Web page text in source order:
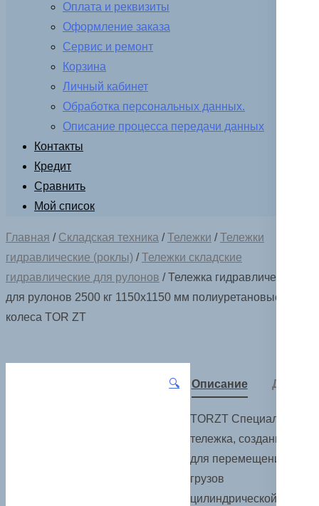
Оплата и реквизиты
Оформление заказа
Сервис и ремонт
Корзина
Личный кабинет
Обработка персональных данных.
Описание процесса передачи данных
Контакты
Кредит
Сравнить
Мой список
Главная / Складская техника /Тележки /Тележки
гидравлические (роклы) /Тележки складские
гидравлические для рулонов / Тележка гидравлическая
для рулонов 2500 кг 1150х1150 мм полиуретановые
колеса TOR ZT
🔍 Описание Детали
TORZT Специальная
тележка, созданная
для перемещения
грузов
цилиндрической